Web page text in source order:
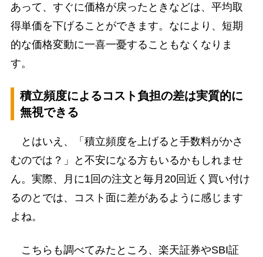
あって、すぐに価格が戻ったときなどは、平均取
得単価を下げることができます。なにより、短期
的な価格変動に一喜一憂することもなくなりま
す。
積立頻度によるコスト負担の差は実質的に
無視できる
とはいえ、「積立頻度を上げると手数料がかさ
むのでは？」と不安になる方もいるかもしれませ
ん。実際、月に1回の注文と毎月20回近く買い付け
るのとでは、コスト面に差があるように感じます
よね。
こちらも調べてみたところ、楽天証券やSBI証